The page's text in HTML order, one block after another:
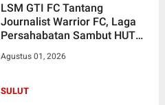
LSM GTI FC Tantang
Journalist Warrior FC, Laga
Persahabatan Sambut HUT
Piala Joune Ganda
Agustus 01, 2026
SULUT